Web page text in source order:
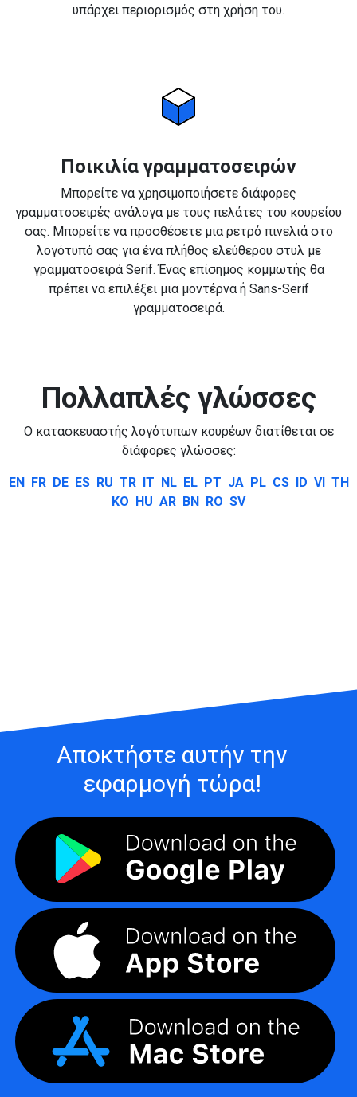
υπάρχει περιορισμός στη χρήση του.
Ποικιλία γραμματοσειρών
Μπορείτε να χρησιμοποιήσετε διάφορες
γραμματοσειρές ανάλογα με τους πελάτες του κουρείου
σας. Μπορείτε να προσθέσετε μια ρετρό πινελιά στο
λογότυπό σας για ένα πλήθος ελεύθερου στυλ με
γραμματοσειρά Serif. Ένας επίσημος κομμωτής θα
πρέπει να επιλέξει μια μοντέρνα ή Sans-Serif
γραμματοσειρά.
Πολλαπλές γλώσσες
Ο κατασκευαστής λογότυπων κουρέων διατίθεται σε
διάφορες γλώσσες:
EN FR DE ES RU TR IT NL EL PT JA PL CS ID VI TH
KO HU AR BN RO SV
Αποκτήστε αυτήν την
εφαρμογή τώρα!